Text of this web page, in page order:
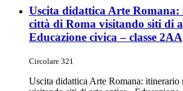
Uscita didattica Arte
città di Roma visitando siti di
Educazione civica – classe 2AA
Circolare 321
Uscita didattica Arte Romana: itinerario